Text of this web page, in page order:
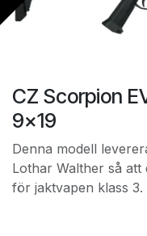
CZ Scorpion
9x19
Denna modell
Lothar Walther så
för jaktvapen klass 3.